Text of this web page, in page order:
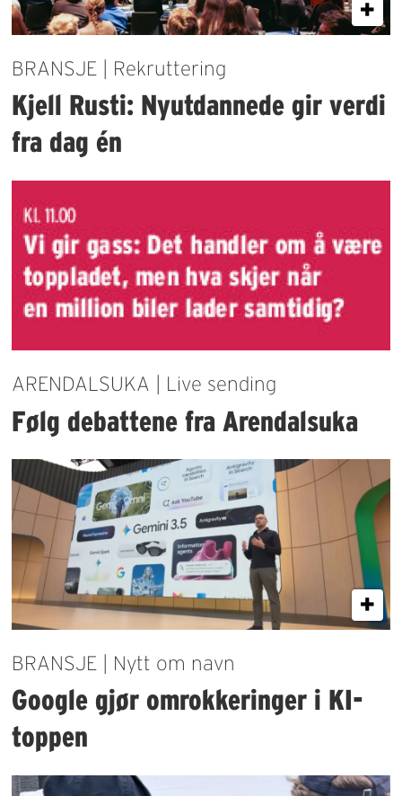
BRANSJE | Rekruttering
Kjell Rusti: Nyutdannede gir verdi
fra dag én
ARENDALSUKA | Live sending
Følg debattene fra Arendalsuka
BRANSJE | Nytt om navn
Google gjør omrokkeringer i KI-
toppen